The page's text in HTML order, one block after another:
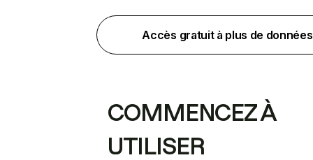
Accès gratuit à plus de données
COMMENCEZ À
UTILISER